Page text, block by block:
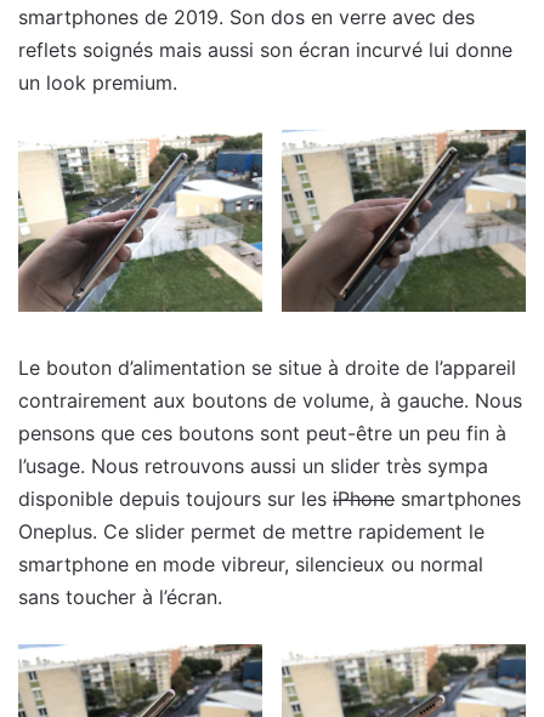
smartphones de 2019. Son dos en verre avec des
reflets soignés mais aussi son écran incurvé lui donne
un look premium.
Le bouton d’alimentation se situe à droite de l’appareil
contrairement aux boutons de volume, à gauche. Nous
pensons que ces boutons sont peut-être un peu fin à
l’usage. Nous retrouvons aussi un slider très sympa
disponible depuis toujours sur les iPhone smartphones
Oneplus. Ce slider permet de mettre rapidement le
smartphone en mode vibreur, silencieux ou normal
sans toucher à l’écran.